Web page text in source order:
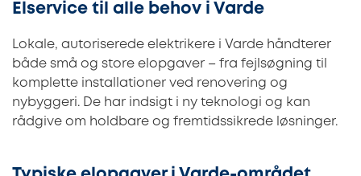
Elservice til alle behov i Varde
Lokale, autoriserede elektrikere i Varde håndterer
både små og store elopgaver – fra fejlsøgning til
komplette installationer ved renovering og
nybyggeri. De har indsigt i ny teknologi og kan
rådgive om holdbare og fremtidssikrede løsninger.